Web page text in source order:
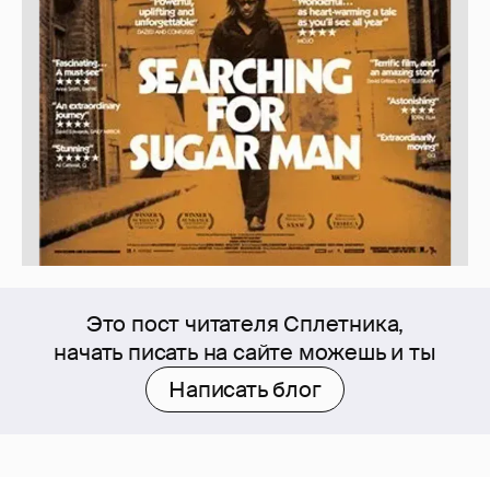
Это пост читателя Сплетника,
начать писать на сайте можешь и ты
Написать блог